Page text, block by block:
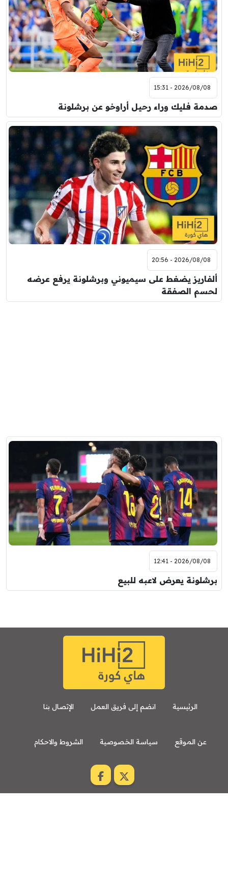
2026/08/08 - 15:31
صدمة فليك وراء رحيل أراوخو عن برشلونة
2026/08/08 - 20:56
ألفاريز يضغط على سيميوني وبرشلونة يرفع عرضه
لحسم الصفقة
2026/08/08 - 12:41
برشلونة يعرض لاعبه للبيع
الرئيسية انضم إلى فريق العمل الإتصال بنا
عن الموقع سياسة الخصوصية الشروط والاحكام